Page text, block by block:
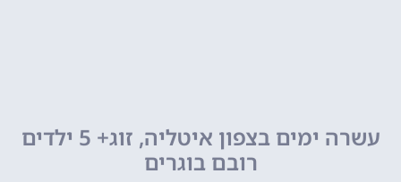
עשרה ימים בצפון איטליה, זוג+ 5 ילדים
רובם בוגרים